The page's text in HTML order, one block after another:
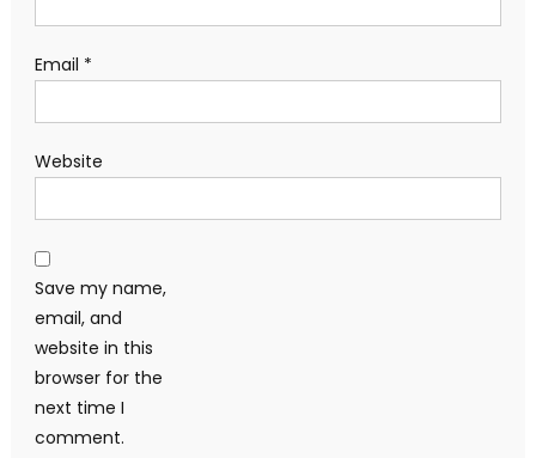
Email *
Website
Save my name,
email, and
website in this
browser for the
next time I
comment.